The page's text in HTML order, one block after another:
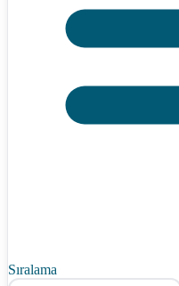
Sıralama